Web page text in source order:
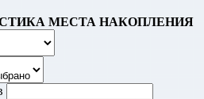
МЕСТА НАКОПЛЕНИЯ